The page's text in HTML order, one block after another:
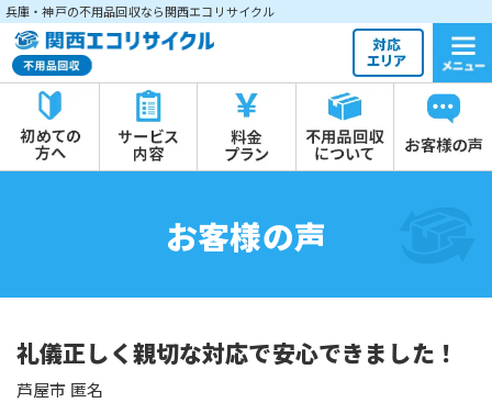
兵庫・神戸の不用品回収なら関西エコリサイクル
お客様の声
礼儀正しく親切な対応で安心できました！
芦屋市 匿名